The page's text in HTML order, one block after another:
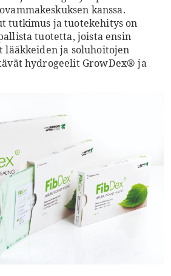
kanssa.
tutkimus ja tuotekehitys on
tuotetta, joista ensin
ja soluhoitojen
hydrogeelit GrowDex® ja